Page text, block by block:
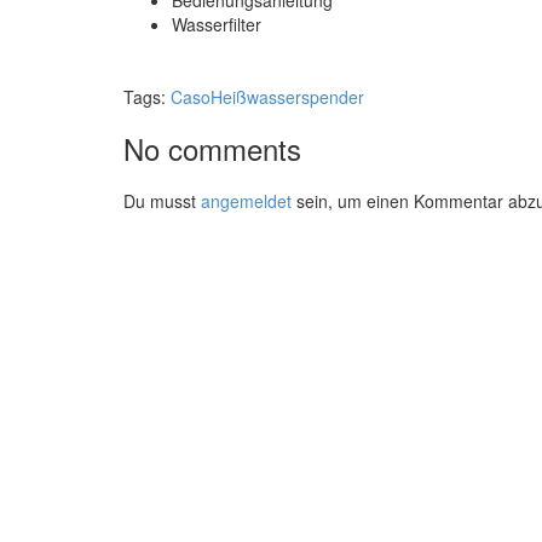
Wasserfilter
Tags: CasoHeißwasserspender
No comments
Du musst angemeldet sein, um einen Kommentar